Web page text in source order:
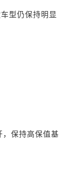
型仍保持明显
保持高保值基